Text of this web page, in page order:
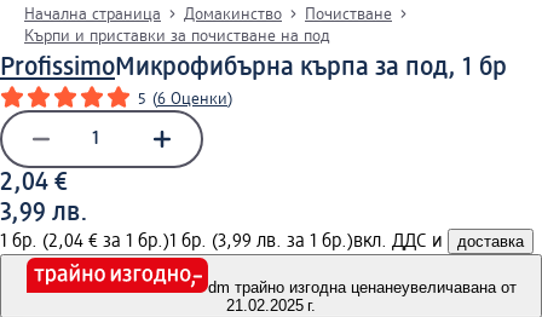
Начална страница Домакинство
Почистване
Кърпи и приставки за почистване на под
ProfissimoМикрофибърна кърпа за под, 1 бр
5 (6 Оценки)
2,04 €
3,99 лв.
1 бр. (2,04 € за 1 бр.)1 бр. (3,99 лв. за 1 бр.)вкл. ДДС и доставка
dm трайно изгодна ценанеувеличавана от
21.02.2025 г.